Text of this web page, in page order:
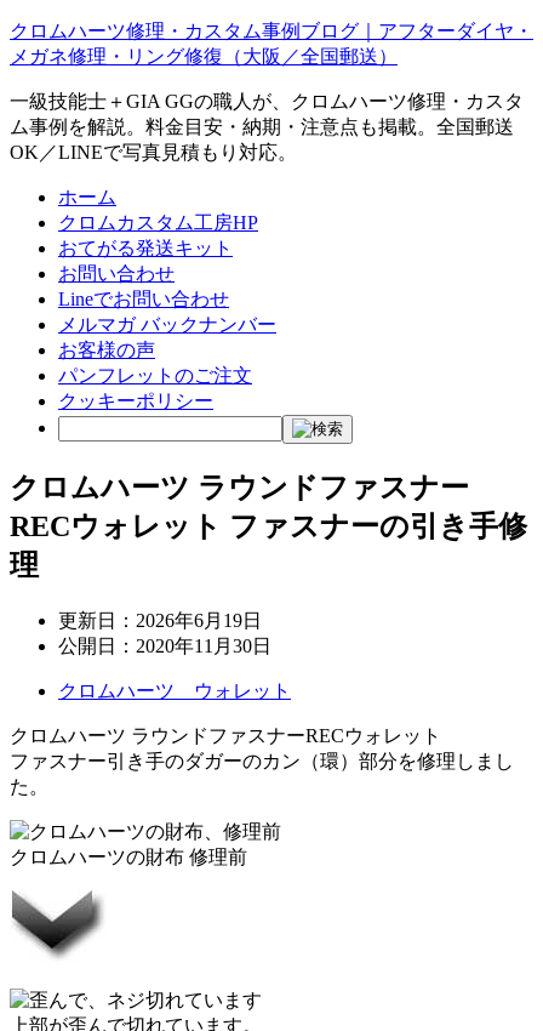
クロムハーツ修理・カスタム事例ブログ｜アフターダイヤ・
メガネ修理・リング修復（大阪／全国郵送）
一級技能士＋GIA GGの職人が、クロムハーツ修理・カスタ
ム事例を解説。料金目安・納期・注意点も掲載。全国郵送
OK／LINEで写真見積もり対応。
ホーム
クロムカスタム工房HP
おてがる発送キット
お問い合わせ
Lineでお問い合わせ
メルマガ バックナンバー
お客様の声
パンフレットのご注文
クッキーポリシー
クロムハーツ ラウンドファスナー
RECウォレット ファスナーの引き手修
理
更新日： 2026年6月19日
公開日： 2020年11月30日
クロムハーツ ウォレット
クロムハーツ ラウンドファスナーRECウォレット
ファスナー引き手のダガーのカン（環）部分を修理しまし
た。
クロムハーツの財布 修理前
上部が歪んで切れています。